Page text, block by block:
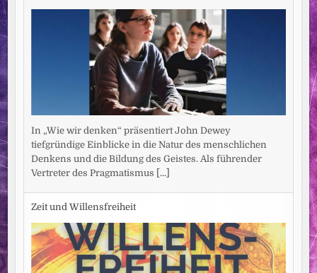
In „Wie wir denken“ präsentiert John Dewey
tiefgründige Einblicke in die Natur des menschlichen
Denkens und die Bildung des Geistes. Als führender
Vertreter des Pragmatismus [...]
Zeit und Willensfreiheit